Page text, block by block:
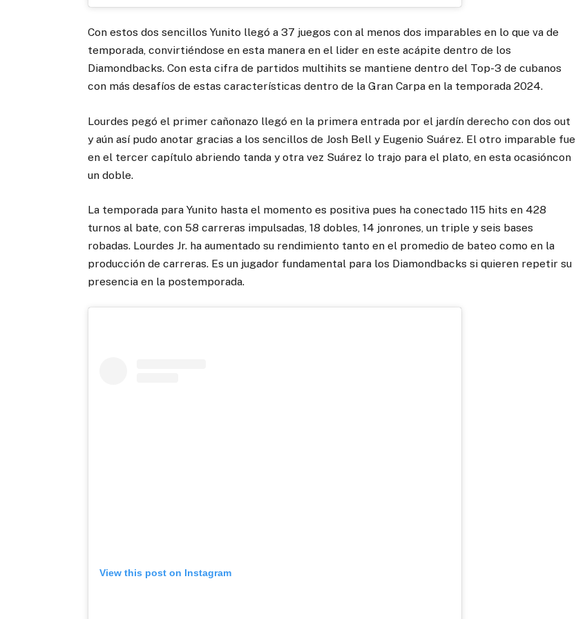
Con estos dos sencillos Yunito llegó a 37 juegos con al menos dos imparables en lo que va de
temporada, convirtiéndose en esta manera en el lider en este acápite dentro de los
Diamondbacks. Con esta cifra de partidos multihits se mantiene dentro del Top-3 de cubanos
con más desafíos de estas características dentro de la Gran Carpa en la temporada 2024.
Lourdes pegó el primer cañonazo llegó en la primera entrada por el jardín derecho con dos out
y aún así pudo anotar gracias a los sencillos de Josh Bell y Eugenio Suárez. El otro imparable fue
en el tercer capítulo abriendo tanda y otra vez Suárez lo trajo para el plato, en esta ocasióncon
un doble.
La temporada para Yunito hasta el momento es positiva pues ha conectado 115 hits en 428
turnos al bate, con 58 carreras impulsadas, 18 dobles, 14 jonrones, un triple y seis bases
robadas. Lourdes Jr. ha aumentado su rendimiento tanto en el promedio de bateo como en la
producción de carreras. Es un jugador fundamental para los Diamondbacks si quieren repetir su
presencia en la postemporada.
View this post on Instagram